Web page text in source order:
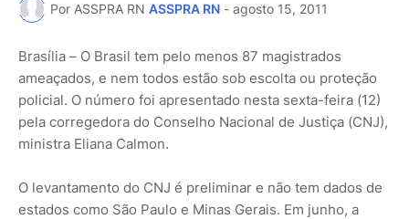
Por ASSPRA RN ASSPRA RN - agosto 15, 2011
Brasília – O Brasil tem pelo menos 87 magistrados
ameaçados, e nem todos estão sob escolta ou proteção
policial. O número foi apresentado nesta sexta-feira (12)
pela corregedora do Conselho Nacional de Justiça (CNJ),
ministra Eliana Calmon.
O levantamento do CNJ é preliminar e não tem dados de
estados como São Paulo e Minas Gerais. Em junho, a